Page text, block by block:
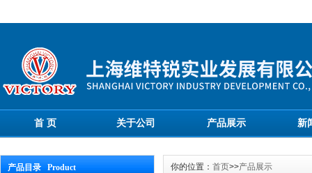
首 页 关于公司 产品展示 新
产品目录 Product 你的位置： 首页>>产品展示